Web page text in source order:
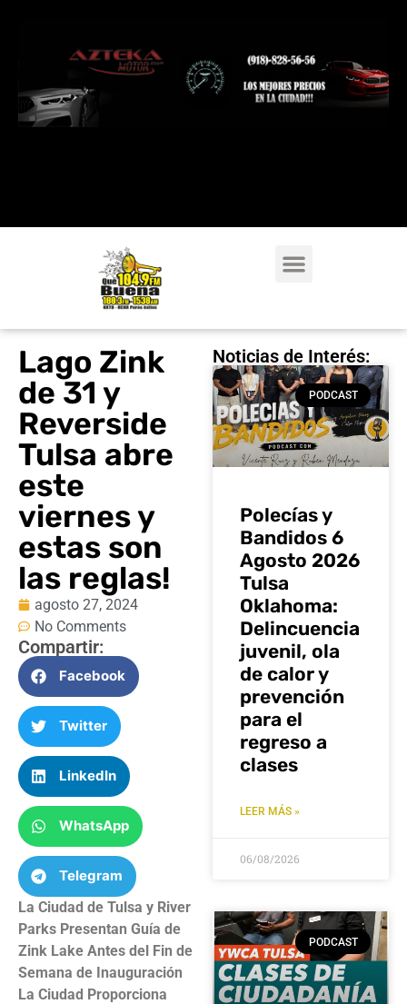
Lago Zink
de 31 y
Reverside
Tulsa abre
este
viernes y
estas son
las reglas!
agosto 27, 2024
No Comments
Compartir:
Facebook
Twitter
LinkedIn
WhatsApp
Telegram
La Ciudad de Tulsa y River
Parks Presentan Guía de
Zink Lake Antes del Fin de
Semana de Inauguración
La Ciudad Proporciona
Noticias de Interés:
PODCAST
Polecías y
Bandidos 6
Agosto 2026
Tulsa
Oklahoma:
Delincuencia
juvenil, ola
de calor y
prevención
para el
regreso a
clases
LEER MÁS »
06/08/2026
PODCAST